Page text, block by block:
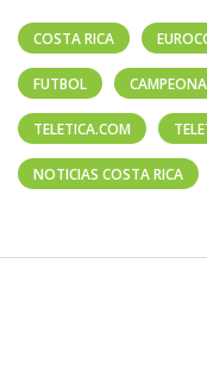
COSTA RICA
FUTBOL
TELETICA.COM
NOTICIAS COSTA RICA